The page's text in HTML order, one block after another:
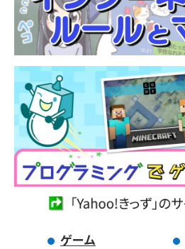
ゲーム